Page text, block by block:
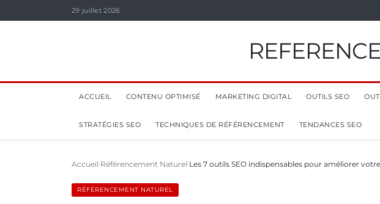
29 juillet 2026
ACCUEIL CONTENU OPTIMISÉ MARKETING DIGITAL OUTILS SEO
STRATÉGIES SEO TECHNIQUES DE RÉFÉRENCEMENT TENDANCES SEO
Accueil Référencement Naturel Les 7 outils SEO indispensables pour améliorer
RÉFÉRENCEMENT NATUREL